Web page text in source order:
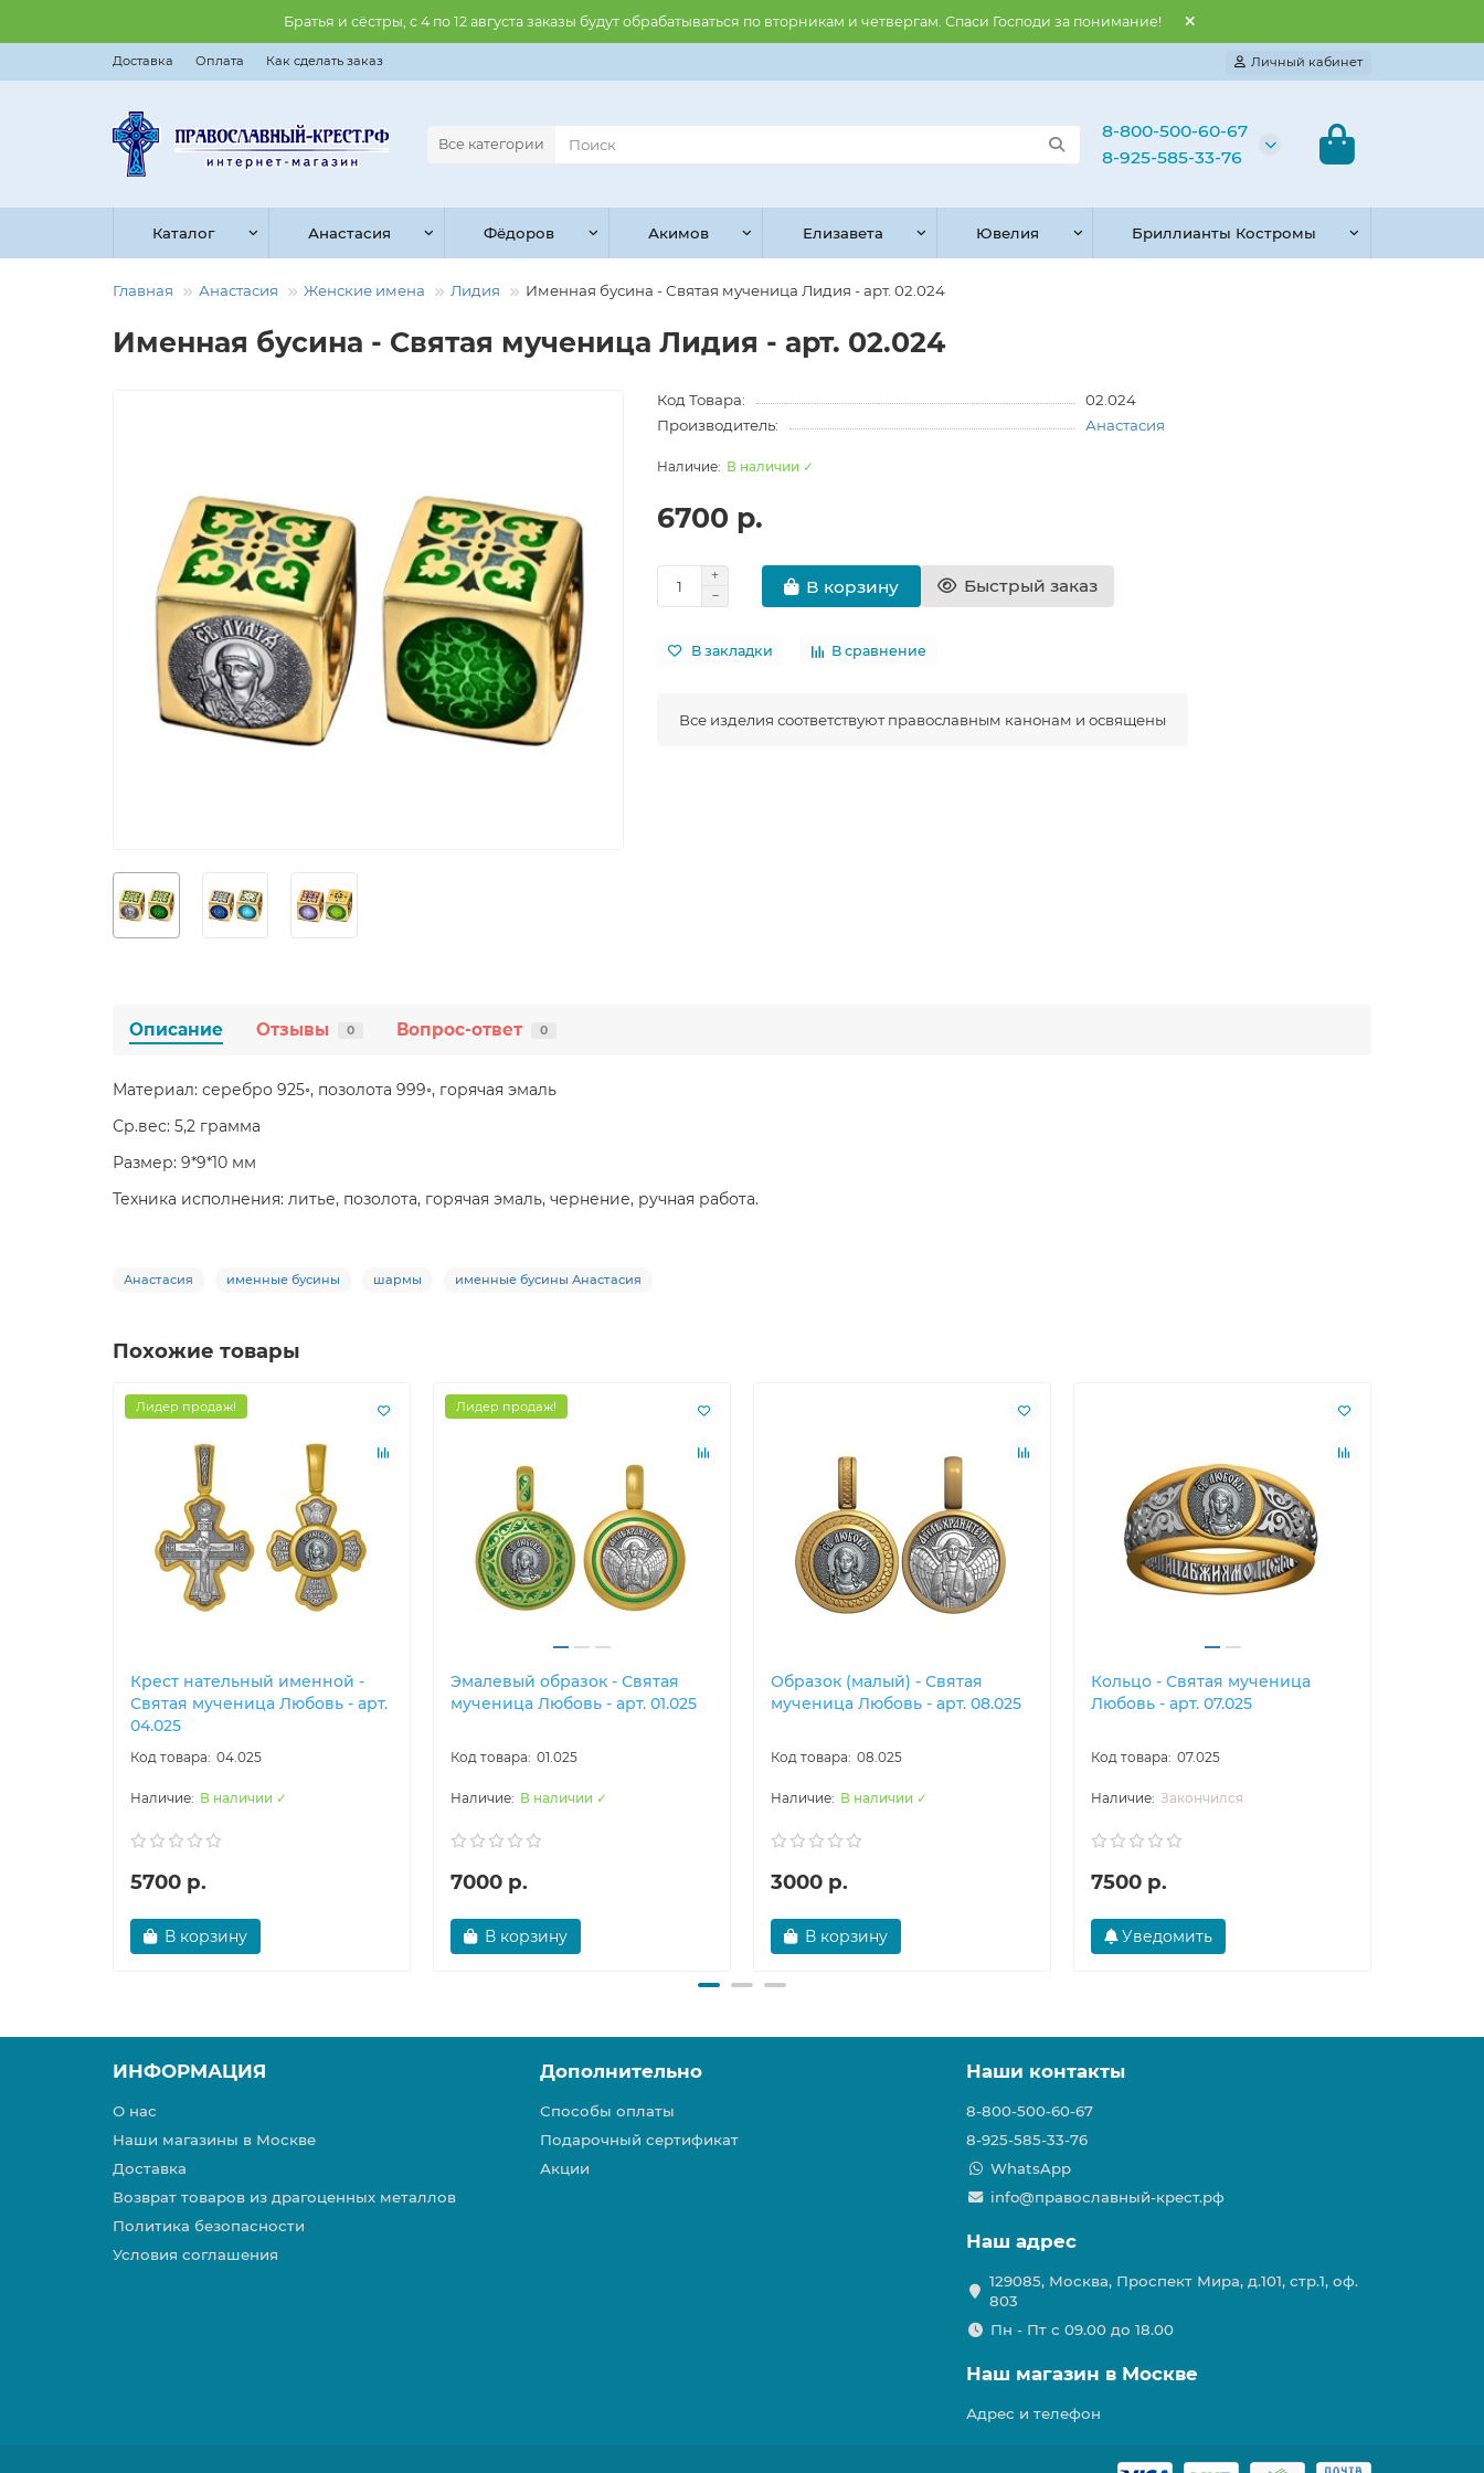
Братья и сёстры, с 4 по 12 августа заказы будут обрабатываться по вторникам и четвергам. Спаси Господи за понимание!
Доставка Оплата Как сделать заказ Личный кабинет
Все категории
8-800-500-60-67
8-925-585-33-76
Каталог Анастасия Фёдоров Акимов Елизавета Ювелия Бриллианты Костромы
Главная Анастасия Женские имена Лидия Именная бусина - Святая мученица Лидия - арт. 02.024
Именная бусина - Святая мученица Лидия - арт. 02.024
Код Товара:
02.024
Производитель:
Анастасия
В наличии ✓
6700 р.
В корзину Быстрый заказ
В закладки В сравнение
Все изделия соответствуют православным канонам и освящены
Описание Отзывы 0 Вопрос-ответ 0
Материал: серебро 925◦, позолота 999◦, горячая эмаль
Ср.вес: 5,2 грамма
Размер: 9*9*10 мм
Техника исполнения: литье, позолота, горячая эмаль, чернение, ручная работа.
Анастасия именные бусины шармы именные бусины Анастасия
Похожие товары
Лидер продаж!
Крест нательный именной -
Святая мученица Любовь - арт.
04.025
04.025
В наличии ✓
5700 р.
В корзину
Лидер продаж!
Эмалевый образок - Святая
мученица Любовь - арт. 01.025
01.025
В наличии ✓
7000 р.
В корзину
Образок (малый) - Святая
мученица Любовь - арт. 08.025
08.025
В наличии ✓
3000 р.
В корзину
Кольцо - Святая мученица
Любовь - арт. 07.025
07.025
Закончился
7500 р.
Уведомить
ИНФОРМАЦИЯ
О нас
Наши магазины в Москве
Доставка
Возврат товаров из драгоценных металлов
Политика безопасности
Условия соглашения
Дополнительно
Способы оплаты
Подарочный сертификат
Акции
Наши контакты
8-800-500-60-67
8-925-585-33-76
WhatsApp
info@православный-крест.рф
Наш адрес
129085, Москва, Проспект Мира, д.101, стр.1, оф.
803
Пн - Пт с 09.00 до 18.00
Наш магазин в Москве
Адрес и телефон